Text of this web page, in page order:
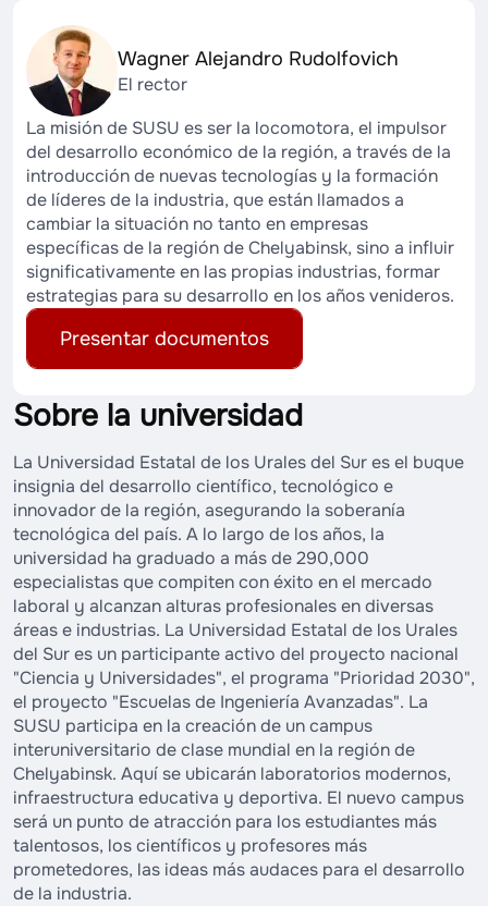
Wagner Alejandro Rudolfovich
El rector
La misión de SUSU es ser la locomotora, el impulsor
del desarrollo económico de la región, a través de la
introducción de nuevas tecnologías y la formación
de líderes de la industria, que están llamados a
cambiar la situación no tanto en empresas
específicas de la región de Chelyabinsk, sino a influir
significativamente en las propias industrias, formar
estrategias para su desarrollo en los años venideros.
Presentar documentos
Sobre la universidad
La Universidad Estatal de los Urales del Sur es el buque
insignia del desarrollo científico, tecnológico e
innovador de la región, asegurando la soberanía
tecnológica del país. A lo largo de los años, la
universidad ha graduado a más de 290,000
especialistas que compiten con éxito en el mercado
laboral y alcanzan alturas profesionales en diversas
áreas e industrias. La Universidad Estatal de los Urales
del Sur es un participante activo del proyecto nacional
"Ciencia y Universidades", el programa "Prioridad 2030",
el proyecto "Escuelas de Ingeniería Avanzadas". La
SUSU participa en la creación de un campus
interuniversitario de clase mundial en la región de
Chelyabinsk. Aquí se ubicarán laboratorios modernos,
infraestructura educativa y deportiva. El nuevo campus
será un punto de atracción para los estudiantes más
talentosos, los científicos y profesores más
prometedores, las ideas más audaces para el desarrollo
de la industria.